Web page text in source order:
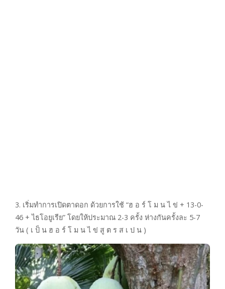
3. เริ่มทำการเปิดตาดอก ด้วยการใช้ “ฮ อ ร์ โ ม น ไ ข่ + 13-0-
46 + ไธโอยูเรีย” โดยให้ประมาณ 2-3 ครั้ง ห่างกันครั้งละ 5-7
วัน ( เ ป็ น ฮ อ ร์ โ ม น ไ ข่ สู ต ร ส เ ป น )